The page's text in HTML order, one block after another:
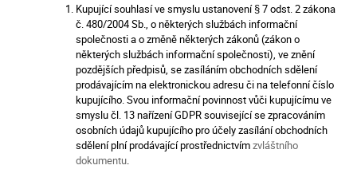
Kupující souhlasí ve smyslu ustanovení § 7 odst. 2 zákona
č. 480/2004 Sb., o některých službách informační
společnosti a o změně některých zákonů (zákon o
některých službách informační společnosti), ve znění
pozdějších předpisů, se zasíláním obchodních sdělení
prodávajícím na elektronickou adresu či na telefonní číslo
kupujícího. Svou informační povinnost vůči kupujícímu ve
smyslu čl. 13 nařízení GDPR související se zpracováním
osobních údajů kupujícího pro účely zasílání obchodních
sdělení plní prodávající prostřednictvímzvláštního
dokumentu